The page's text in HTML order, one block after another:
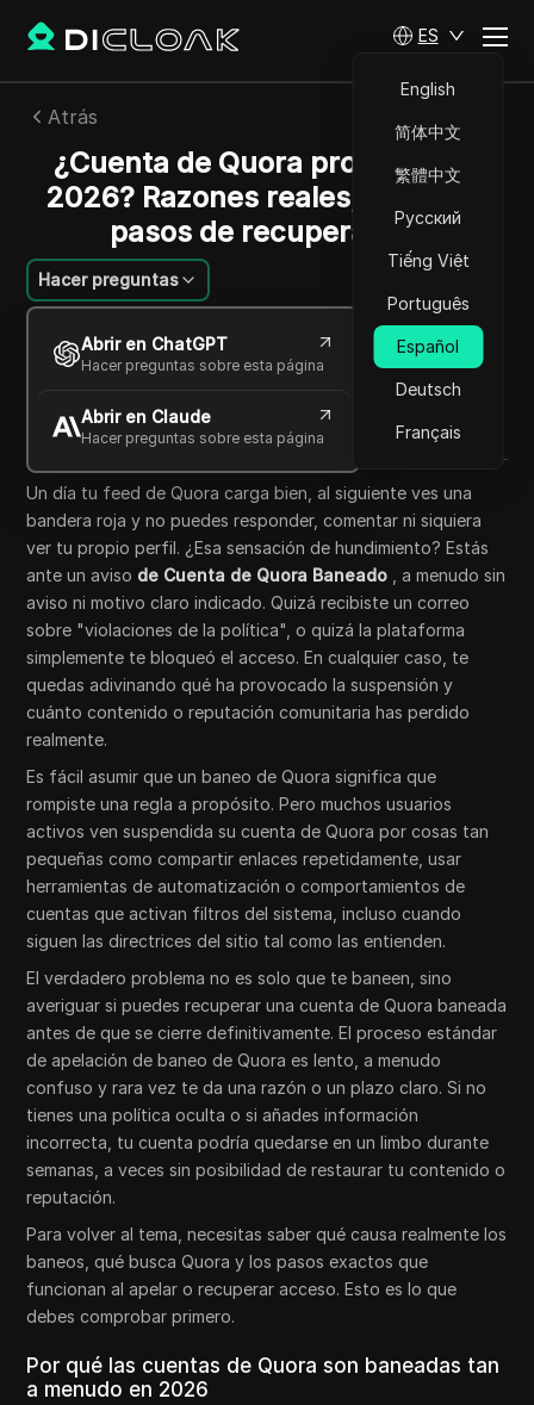
ES
English
简体中文
繁體中文
Русский
Tiếng Việt
Português
Español
Deutsch
Français
Atrás
¿Cuenta de Quora prohibida en
2026? Razones reales, riesgos y
pasos de recuperación
Hacer preguntas
Abrir en ChatGPT
Hacer preguntas sobre esta página
Abrir en Claude
Hacer preguntas sobre esta página
Emily Grace
07 jul 2026 8 minuto de lectura
Copy Link
Un día tu feed de Quora carga bien, al siguiente ves una
bandera roja y no puedes responder, comentar ni siquiera
ver tu propio perfil. ¿Esa sensación de hundimiento? Estás
ante un aviso de Cuenta de Quora Baneado , a menudo sin
aviso ni motivo claro indicado. Quizá recibiste un correo
sobre "violaciones de la política", o quizá la plataforma
simplemente te bloqueó el acceso. En cualquier caso, te
quedas adivinando qué ha provocado la suspensión y
cuánto contenido o reputación comunitaria has perdido
realmente.
Es fácil asumir que un baneo de Quora significa que
rompiste una regla a propósito. Pero muchos usuarios
activos ven suspendida su cuenta de Quora por cosas tan
pequeñas como compartir enlaces repetidamente, usar
herramientas de automatización o comportamientos de
cuentas que activan filtros del sistema, incluso cuando
siguen las directrices del sitio tal como las entienden.
El verdadero problema no es solo que te baneen, sino
averiguar si puedes recuperar una cuenta de Quora baneada
antes de que se cierre definitivamente. El proceso estándar
de apelación de baneo de Quora es lento, a menudo
confuso y rara vez te da una razón o un plazo claro. Si no
tienes una política oculta o si añades información
incorrecta, tu cuenta podría quedarse en un limbo durante
semanas, a veces sin posibilidad de restaurar tu contenido o
reputación.
Para volver al tema, necesitas saber qué causa realmente los
baneos, qué busca Quora y los pasos exactos que
funcionan al apelar o recuperar acceso. Esto es lo que
debes comprobar primero.
Por qué las cuentas de Quora son baneadas tan
a menudo en 2026